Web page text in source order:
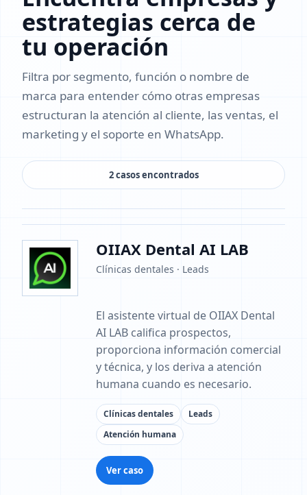
estrategias cerca de
tu operación
Filtra por segmento, función o nombre de
marca para entender cómo otras empresas
estructuran la atención al cliente, las ventas, el
marketing y el soporte en WhatsApp.
2 casos encontrados
OIIAX Dental AI LAB
Clínicas dentales · Leads
El asistente virtual de OIIAX Dental
AI LAB califica prospectos,
proporciona información comercial
y técnica, y los deriva a atención
humana cuando es necesario.
Clínicas dentales
Leads
Atención humana
Ver caso